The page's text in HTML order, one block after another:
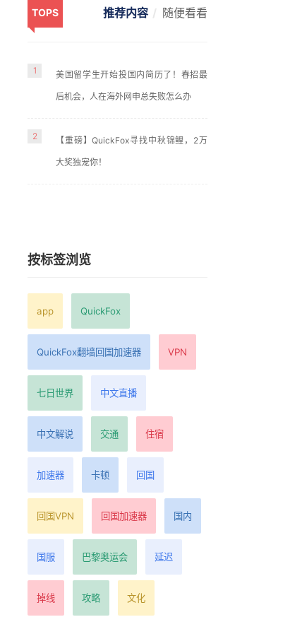
TOPS 推荐内容 随便看看
1 美国留学生开始投国内简历了！春招最
后机会，人在海外网申总失败怎么办
2 【重磅】QuickFox寻找中秋锦鲤，2万
大奖独宠你！
按标签浏览
app QuickFox
QuickFox翻墙回国加速器 VPN
七日世界 中文直播
中文解说 交通 住宿
加速器 卡顿 回国
回国VPN 回国加速器 国内
国服 巴黎奥运会 延迟
掉线 攻略 文化